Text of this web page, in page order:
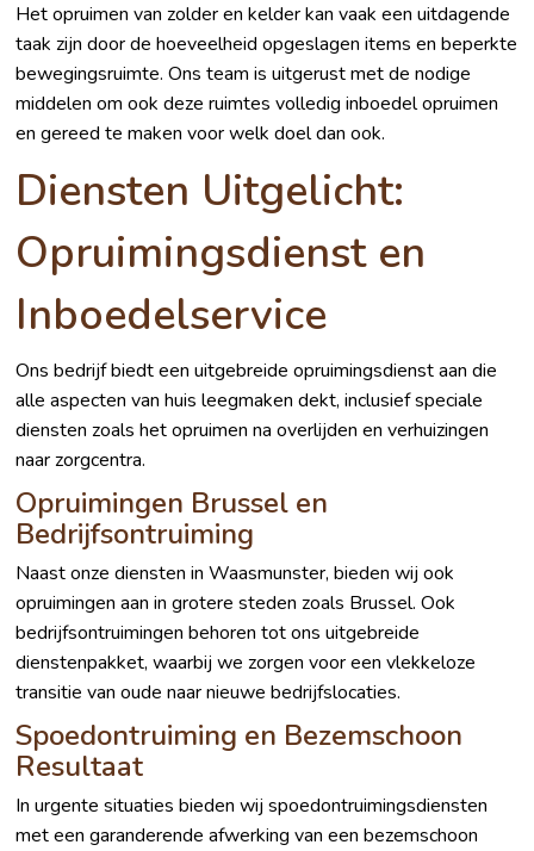
Het opruimen van zolder en kelder kan vaak een uitdagende
taak zijn door de hoeveelheid opgeslagen items en beperkte
bewegingsruimte. Ons team is uitgerust met de nodige
middelen om ook deze ruimtes volledig inboedel opruimen
en gereed te maken voor welk doel dan ook.
Diensten Uitgelicht:
Opruimingsdienst en
Inboedelservice
Ons bedrijf biedt een uitgebreide opruimingsdienst aan die
alle aspecten van huis leegmaken dekt, inclusief speciale
diensten zoals het opruimen na overlijden en verhuizingen
naar zorgcentra.
Opruimingen Brussel en
Bedrijfsontruiming
Naast onze diensten in Waasmunster, bieden wij ook
opruimingen aan in grotere steden zoals Brussel. Ook
bedrijfsontruimingen behoren tot ons uitgebreide
dienstenpakket, waarbij we zorgen voor een vlekkeloze
transitie van oude naar nieuwe bedrijfslocaties.
Spoedontruiming en Bezemschoon
Resultaat
In urgente situaties bieden wij spoedontruimingsdiensten
met een garanderende afwerking van een bezemschoon